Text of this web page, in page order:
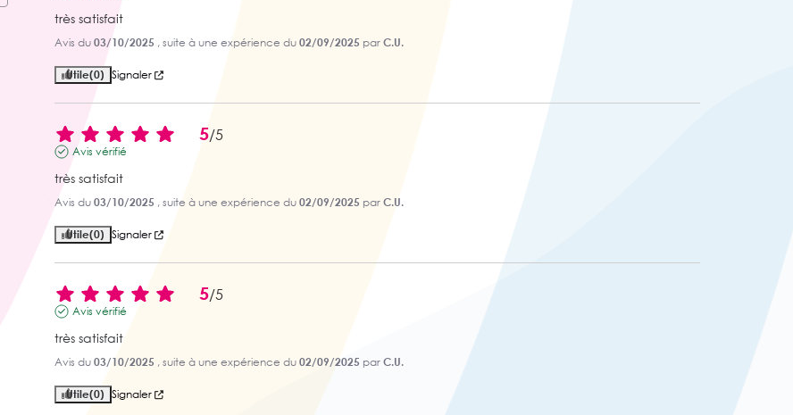
très satisfait
Avis du 03/10/2025 , suite à une expérience du 02/09/2025 par C.U.
Utile(0) Signaler
5/5
Avis vérifié
très satisfait
Avis du 03/10/2025 , suite à une expérience du 02/09/2025 par C.U.
Utile(0) Signaler
5/5
Avis vérifié
très satisfait
Avis du 03/10/2025 , suite à une expérience du 02/09/2025 par C.U.
Utile(0) Signaler